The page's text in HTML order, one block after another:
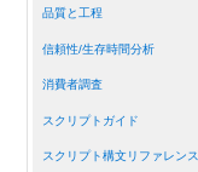
品質と工程
信頼性/生存時間分析
消費者調査
スクリプトガイド
スクリプト構文リファレンス